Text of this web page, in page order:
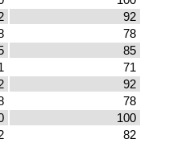
92
78
85
71
92
78
100
82